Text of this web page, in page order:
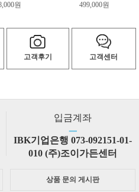
원
499,000원
고객후기 고객센터
입금계좌
ㅡ
IBK기업은행 073-092151-01-
010 (주)조이가든센터
상품 문의 게시판